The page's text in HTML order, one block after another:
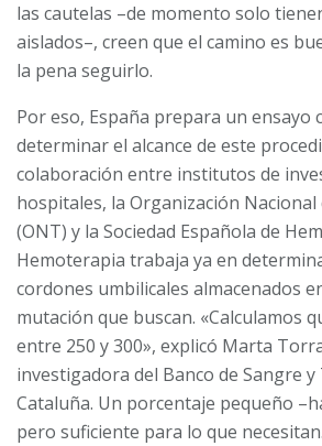
las cautelas –de momento solo
aislados–, creen que el camino es
la pena seguirlo.
Por eso, España prepara un ensayo
determinar el alcance de este
colaboración entre institutos de
hospitales, la Organización
(ONT) y la Sociedad Española de
Hemoterapia trabaja ya en
cordones umbilicales almacenados
mutación que buscan. «Calculamos
entre 250 y 300», explicó Marta
investigadora del Banco de Sangre y
Cataluña. Un porcentaje pequeño
pero suficiente para lo que necesitan.